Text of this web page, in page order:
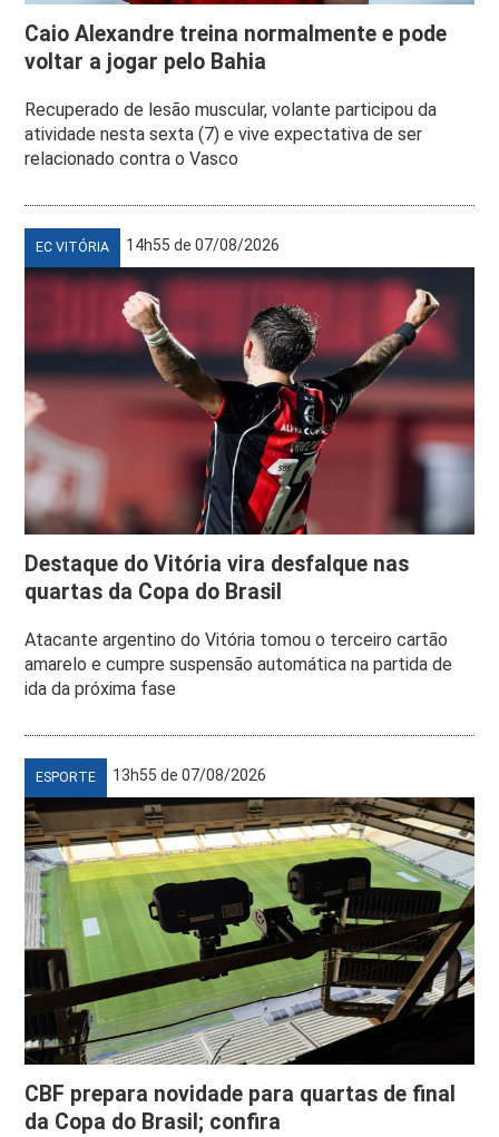
Caio Alexandre treina normalmente e pode
voltar a jogar pelo Bahia
Recuperado de lesão muscular, volante participou da
atividade nesta sexta (7) e vive expectativa de ser
relacionado contra o Vasco
EC VITÓRIA 14h55 de 07/08/2026
Destaque do Vitória vira desfalque nas
quartas da Copa do Brasil
Atacante argentino do Vitória tomou o terceiro cartão
amarelo e cumpre suspensão automática na partida de
ida da próxima fase
ESPORTE 13h55 de 07/08/2026
CBF prepara novidade para quartas de final
da Copa do Brasil; confira